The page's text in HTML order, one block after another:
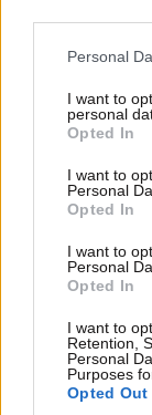
Please note
not limited to
grant or deny
use your data
consent section.
Personal
I want to
personal
Opted In
I want to
Personal
Opted In
I want to
Personal
Opted In
I want to
Retention,
Personal
Purposes
Opted Out